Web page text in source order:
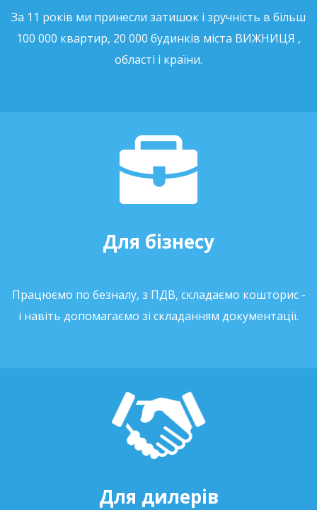
За 11 років ми принесли затишок і зручність в більш
100 000 квартир, 20 000 будинків міста ВИЖНИЦЯ ,
області і країни.
Для бізнесу
Працюємо по безналу, з ПДВ, складаємо кошторис -
і навіть допомагаємо зі складанням документації.
Для дилерів